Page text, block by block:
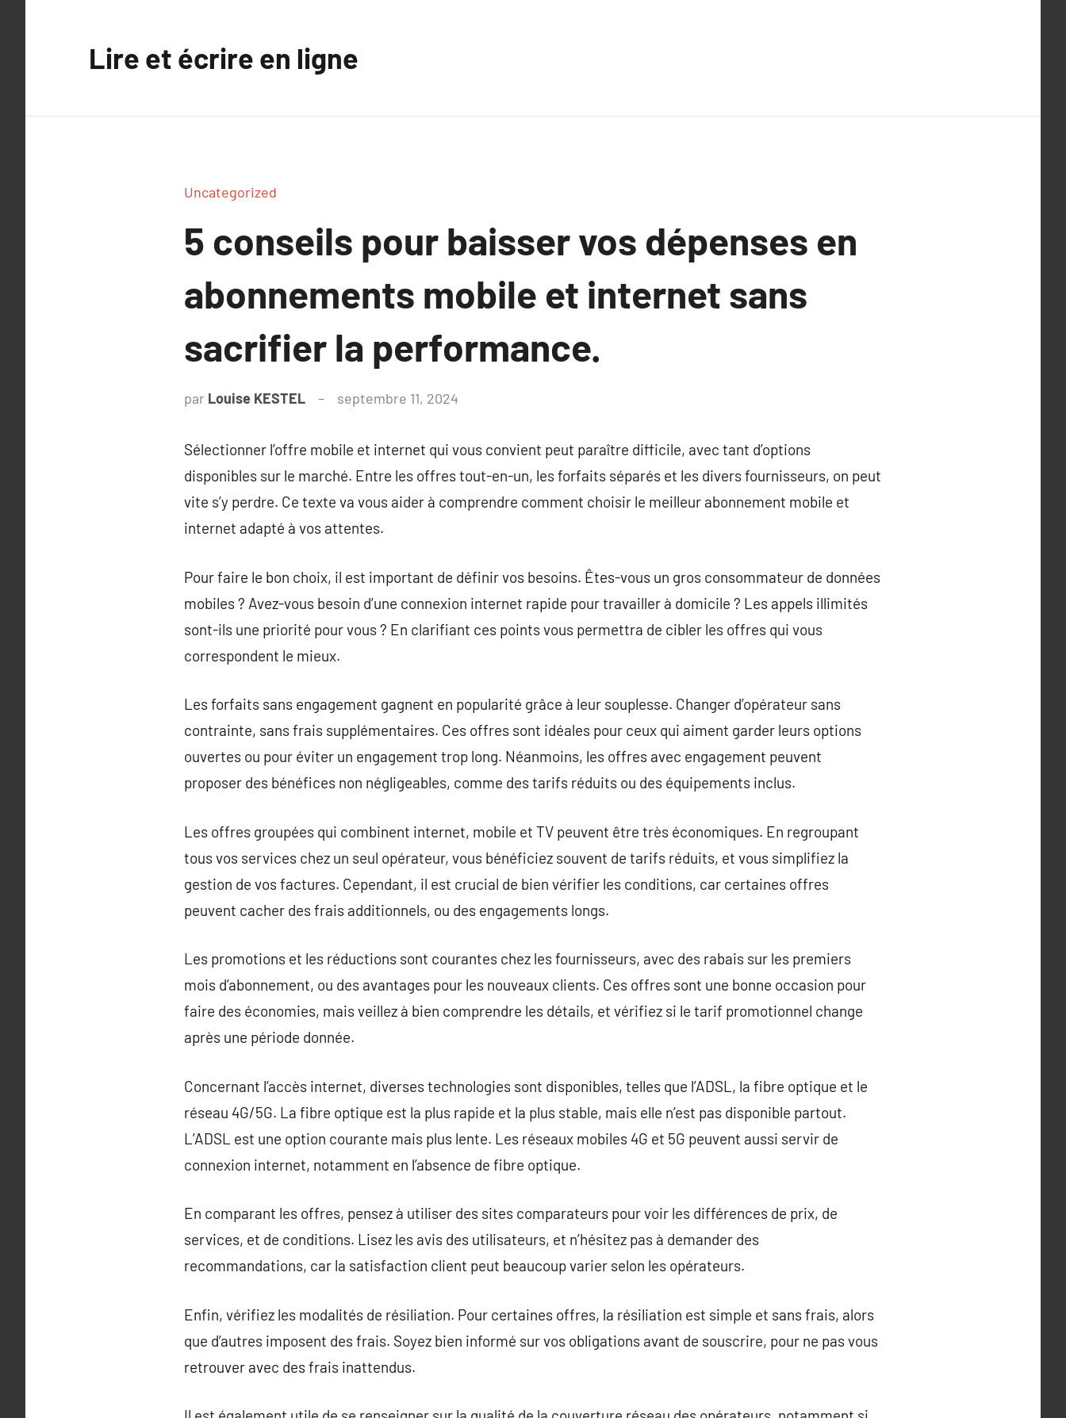
Lire et écrire en ligne
Uncategorized
5 conseils pour baisser vos dépenses en
abonnements mobile et internet sans
sacrifier la performance.
par Louise KESTEL septembre 11, 2024
Sélectionner l’offre mobile et internet qui vous convient peut paraître difficile, avec tant d’options
disponibles sur le marché. Entre les offres tout-en-un, les forfaits séparés et les divers fournisseurs, on peut
vite s’y perdre. Ce texte va vous aider à comprendre comment choisir le meilleur abonnement mobile et
internet adapté à vos attentes.
Pour faire le bon choix, il est important de définir vos besoins. Êtes-vous un gros consommateur de données
mobiles ? Avez-vous besoin d’une connexion internet rapide pour travailler à domicile ? Les appels illimités
sont-ils une priorité pour vous ? En clarifiant ces points vous permettra de cibler les offres qui vous
correspondent le mieux.
Les forfaits sans engagement gagnent en popularité grâce à leur souplesse. Changer d’opérateur sans
contrainte, sans frais supplémentaires. Ces offres sont idéales pour ceux qui aiment garder leurs options
ouvertes ou pour éviter un engagement trop long. Néanmoins, les offres avec engagement peuvent
proposer des bénéfices non négligeables, comme des tarifs réduits ou des équipements inclus.
Les offres groupées qui combinent internet, mobile et TV peuvent être très économiques. En regroupant
tous vos services chez un seul opérateur, vous bénéficiez souvent de tarifs réduits, et vous simplifiez la
gestion de vos factures. Cependant, il est crucial de bien vérifier les conditions, car certaines offres
peuvent cacher des frais additionnels, ou des engagements longs.
Les promotions et les réductions sont courantes chez les fournisseurs, avec des rabais sur les premiers
mois d’abonnement, ou des avantages pour les nouveaux clients. Ces offres sont une bonne occasion pour
faire des économies, mais veillez à bien comprendre les détails, et vérifiez si le tarif promotionnel change
après une période donnée.
Concernant l’accès internet, diverses technologies sont disponibles, telles que l’ADSL, la fibre optique et le
réseau 4G/5G. La fibre optique est la plus rapide et la plus stable, mais elle n’est pas disponible partout.
L’ADSL est une option courante mais plus lente. Les réseaux mobiles 4G et 5G peuvent aussi servir de
connexion internet, notamment en l’absence de fibre optique.
En comparant les offres, pensez à utiliser des sites comparateurs pour voir les différences de prix, de
services, et de conditions. Lisez les avis des utilisateurs, et n’hésitez pas à demander des
recommandations, car la satisfaction client peut beaucoup varier selon les opérateurs.
Enfin, vérifiez les modalités de résiliation. Pour certaines offres, la résiliation est simple et sans frais, alors
que d’autres imposent des frais. Soyez bien informé sur vos obligations avant de souscrire, pour ne pas vous
retrouver avec des frais inattendus.